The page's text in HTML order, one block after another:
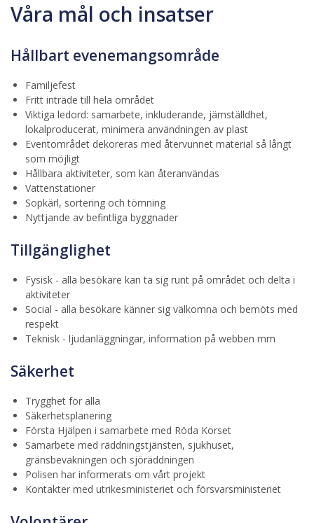
Våra mål och insatser
Hållbart evenemangsområde
Familjefest
Fritt inträde till hela området
Viktiga ledord: samarbete, inkluderande, jämställdhet,
lokalproducerat, minimera användningen av plast
Eventområdet dekoreras med återvunnet material så långt
som möjligt
Hållbara aktiviteter, som kan återanvändas
Vattenstationer
Sopkärl, sortering och tömning
Nyttjande av befintliga byggnader
Tillgänglighet
Fysisk - alla besökare kan ta sig runt på området och delta i
aktiviteter
Social - alla besökare känner sig välkomna och bemöts med
respekt
Teknisk - ljudanläggningar, information på webben mm
Säkerhet
Trygghet för alla
Säkerhetsplanering
Första Hjälpen i samarbete med Röda Korset
Samarbete med räddningstjänsten, sjukhuset,
gränsbevakningen och sjöräddningen
Polisen har informerats om vårt projekt
Kontakter med utrikesministeriet och försvarsministeriet